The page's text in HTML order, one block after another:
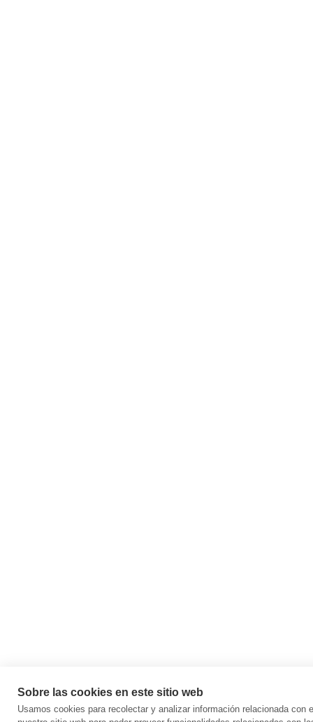
Sobre las cookies en este sitio web
Usamos cookies para recolectar y analizar información relacionada con